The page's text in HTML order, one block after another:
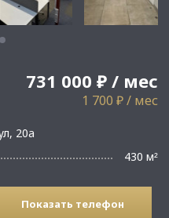
731 000 ₽ / мес
1 700 ₽ / мес
20а
430 м²
Показать телефон